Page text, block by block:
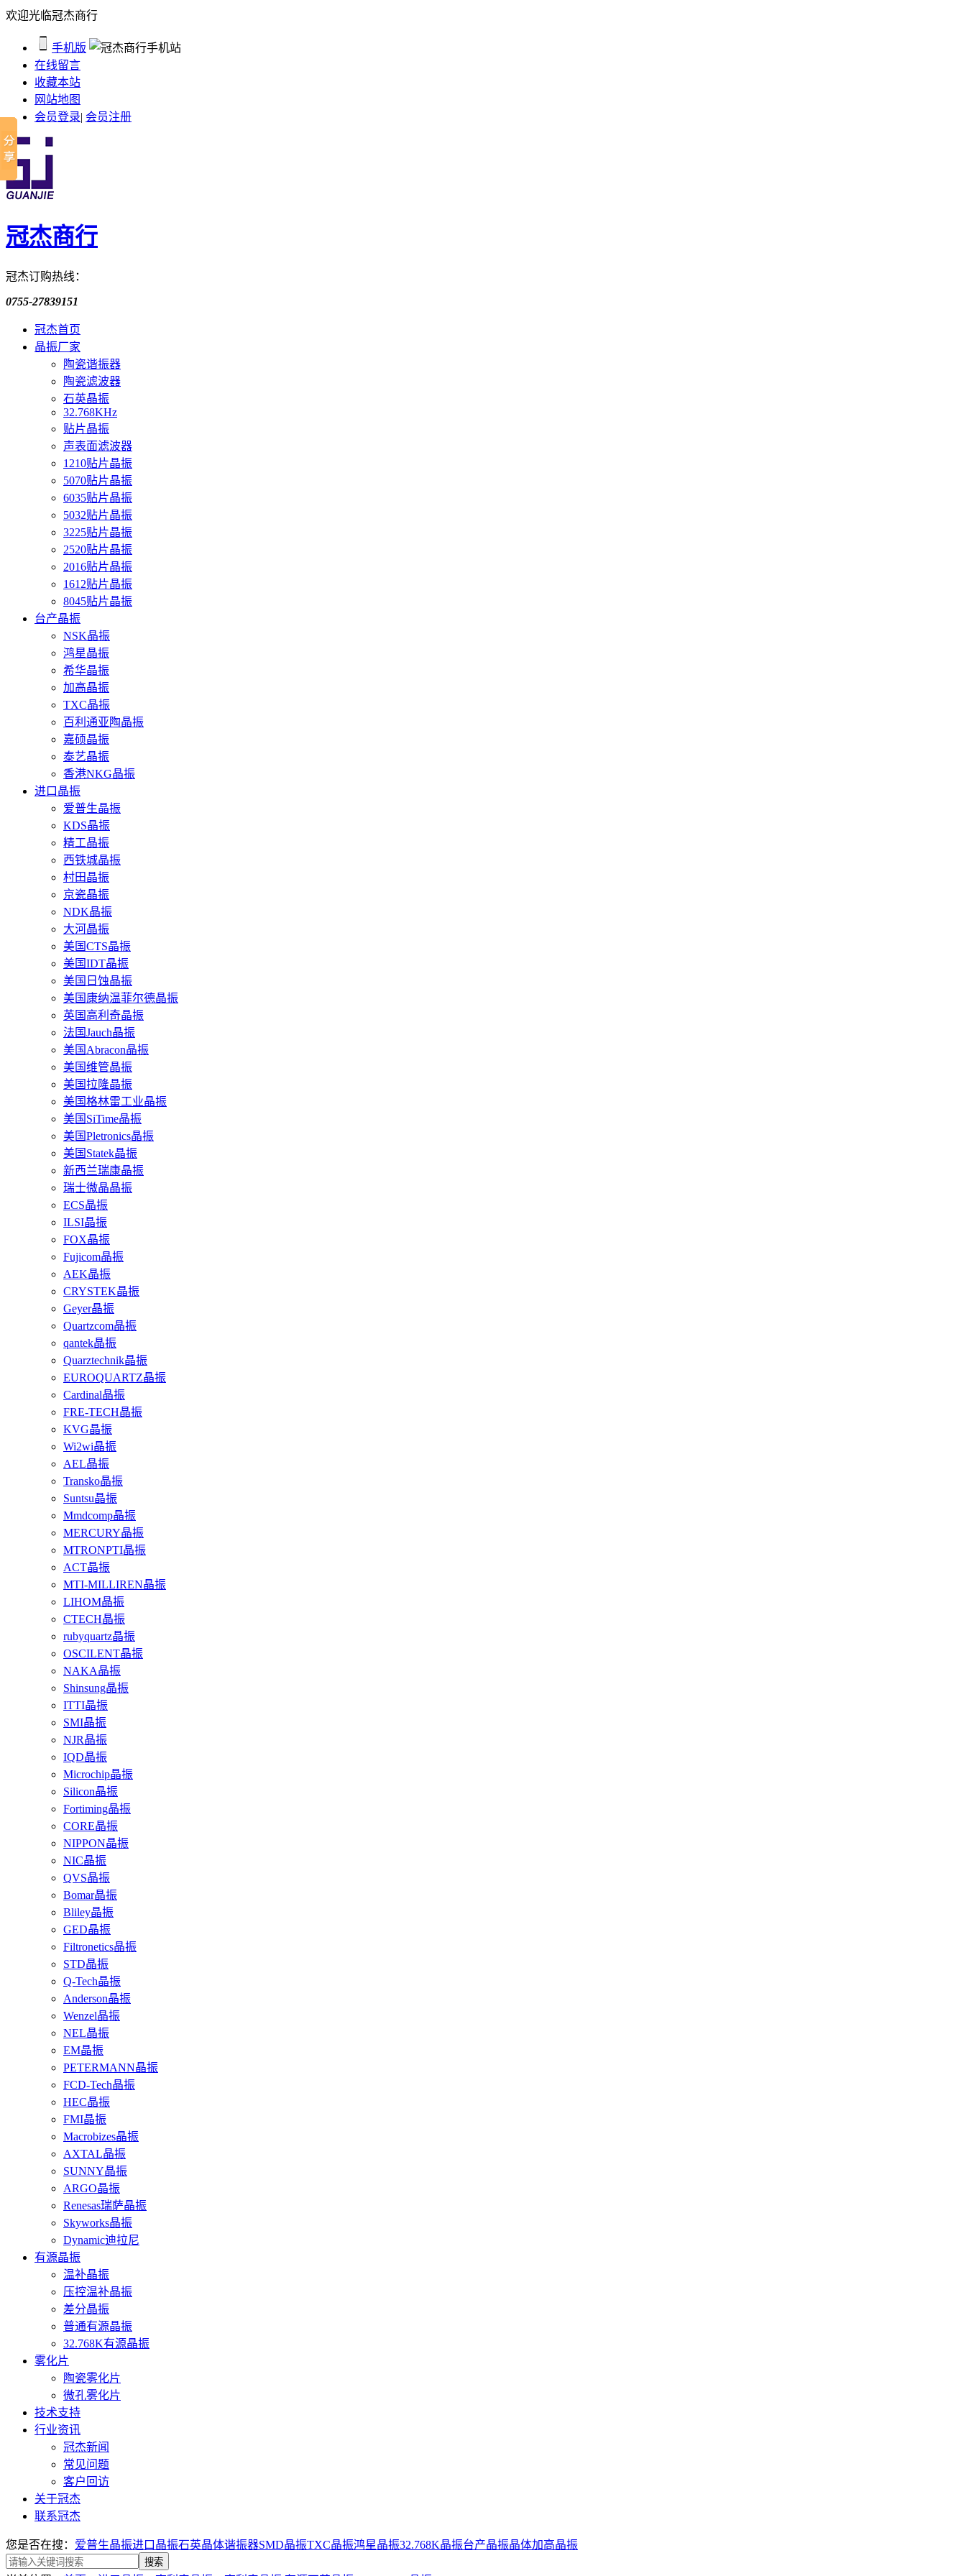
欢迎光临冠杰商行
手机版
在线留言
收藏本站
网站地图
会员登录| 会员注册
冠杰商行
冠杰订购热线：
0755-27839151
冠杰首页
晶振厂家
陶瓷谐振器
陶瓷滤波器
石英晶振
32.768KHz
贴片晶振
声表面滤波器
1210贴片晶振
5070贴片晶振
6035贴片晶振
5032贴片晶振
3225贴片晶振
2520贴片晶振
2016贴片晶振
1612贴片晶振
8045贴片晶振
台产晶振
NSK晶振
鸿星晶振
希华晶振
加高晶振
TXC晶振
百利通亚陶晶振
嘉硕晶振
泰艺晶振
香港NKG晶振
进口晶振
爱普生晶振
KDS晶振
精工晶振
西铁城晶振
村田晶振
京瓷晶振
NDK晶振
大河晶振
美国CTS晶振
美国IDT晶振
美国日蚀晶振
美国康纳温菲尔德晶振
英国高利奇晶振
法国Jauch晶振
美国Abracon晶振
美国维管晶振
美国拉隆晶振
美国格林雷工业晶振
美国SiTime晶振
美国Pletronics晶振
美国Statek晶振
新西兰瑞康晶振
瑞士微晶晶振
ECS晶振
ILSI晶振
FOX晶振
Fujicom晶振
AEK晶振
CRYSTEK晶振
Geyer晶振
Quartzcom晶振
qantek晶振
Quarztechnik晶振
EUROQUARTZ晶振
Cardinal晶振
FRE-TECH晶振
KVG晶振
Wi2wi晶振
AEL晶振
Transko晶振
Suntsu晶振
Mmdcomp晶振
MERCURY晶振
MTRONPTI晶振
ACT晶振
MTI-MILLIREN晶振
LIHOM晶振
CTECH晶振
rubyquartz晶振
OSCILENT晶振
NAKA晶振
Shinsung晶振
ITTI晶振
SMI晶振
NJR晶振
IQD晶振
Microchip晶振
Silicon晶振
Fortiming晶振
CORE晶振
NIPPON晶振
NIC晶振
QVS晶振
Bomar晶振
Bliley晶振
GED晶振
Filtronetics晶振
STD晶振
Q-Tech晶振
Anderson晶振
Wenzel晶振
NEL晶振
EM晶振
PETERMANN晶振
FCD-Tech晶振
HEC晶振
FMI晶振
Macrobizes晶振
AXTAL晶振
SUNNY晶振
ARGO晶振
Renesas瑞萨晶振
Skyworks晶振
Dynamic迪拉尼
有源晶振
温补晶振
压控温补晶振
差分晶振
普通有源晶振
32.768K有源晶振
雾化片
陶瓷雾化片
微孔雾化片
技术支持
行业资讯
冠杰新闻
常见问题
客户回访
关于冠杰
联系冠杰
您是否在搜： 爱普生晶振进口晶振石英晶体谐振器SMD晶振TXC晶振鸿星晶振32.768K晶振台产晶振晶体加高晶振